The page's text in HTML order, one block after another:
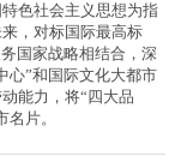
色社会主义思想为指
，对标国际最高标
国家战略相结合，深
心”和国际文化大都市
能力，将“四大品
片。